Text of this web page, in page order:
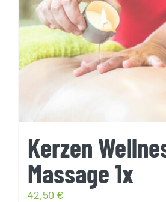
Kerzen
Massage 1x
42,50 €